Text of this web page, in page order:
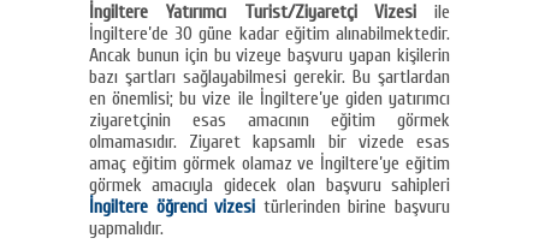
İngiltere Yatırımcı Turist/Ziyaretçi Vizesi ile
İngiltere’de 30 güne kadar eğitim alınabilmektedir.
Ancak bunun için bu vizeye başvuru yapan kişilerin
bazı şartları sağlayabilmesi gerekir. Bu şartlardan
en önemlisi; bu vize ile İngiltere’ye giden yatırımcı
ziyaretçinin esas amacının eğitim görmek
olmamasıdır. Ziyaret kapsamlı bir vizede esas
amaç eğitim görmek olamaz ve İngiltere’ye eğitim
görmek amacıyla gidecek olan başvuru sahipleri
İngiltere öğrenci vizesi türlerinden birine başvuru
yapmalıdır.